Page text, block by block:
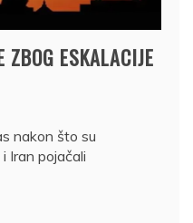
ZBOG ESKALACIJE
nakon što su
Iran pojačali